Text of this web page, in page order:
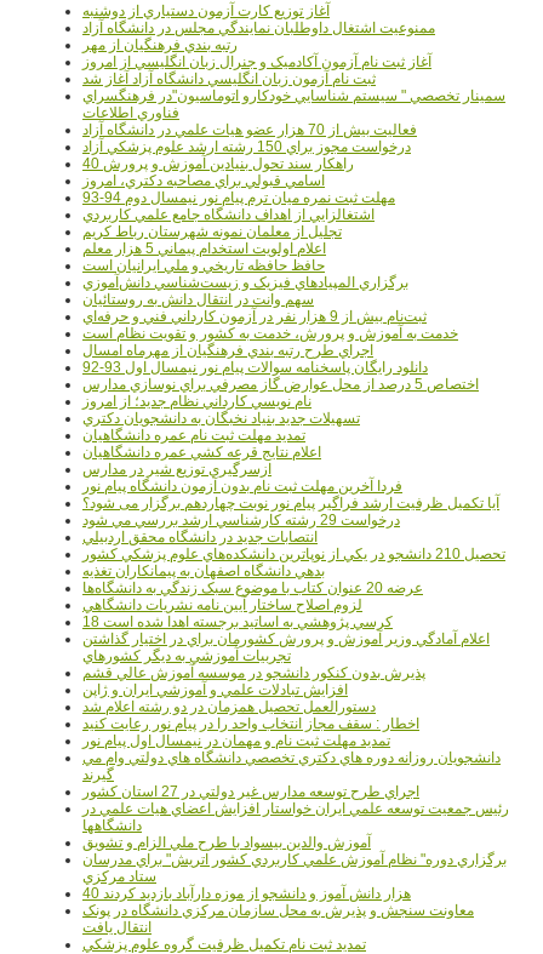
آغاز توزيع کارت آزمون دستياري از دوشنبه
ممنوعيت اشتغال داوطلبان نمايندگي مجلس در دانشگاه آزاد
رتبه بندي فرهنگيان از مهر
آغاز ثبت نام آزمون آکادميک و جنرال زبان انگليسي از امروز
ثبت نام آزمون زبان انگليسي دانشگاه آزاد آغاز شد
سمينار تخصصي " سيستم شناسايي خودکارو اتوماسيون"در فرهنگسراي
فناوري اطلاعات
فعاليت بيش از 70 هزار عضو هيات علمي در دانشگاه آزاد
درخواست مجوز براي 150 رشته ارشد علوم پزشکي آزاد
40 راهکار سند تحول بنيادين آموزش و پرورش
اسامي قبولي براي مصاحبه دکتري، امروز
مهلت ثبت نمره میان ترم پیام نور نیمسال دوم 94-93
اشتغالزايي از اهداف دانشگاه جامع علمي کاربردي
تجليل از معلمان نمونه شهرستان رباط کريم
اعلام اولويت استخدام پيماني 5 هزار معلم
حافظ حافظه تاريخي و ملي ايرانيان است
برگزاري المپيادهاي فيزيک و زيست‌شناسي دانش‌آموزي
سهم وانت در انتقال دانش به روستائيان
ثبت‌نام بيش از 9 هزار نفر در آزمون کارداني فني و حرفه‌اي
خدمت به آموزش و پرورش، خدمت به کشور و تقويت نظام است
اجراي طرح رتبه بندي فرهنگيان از مهرماه امسال
دانلود رایگان پاسخنامه سوالات پیام نور نیمسال اول 93-92
اختصاص 5 درصد از محل عوارض گاز مصرفي براي نوسازي مدارس
نام نويسي کارداني نظام جديد؛ از امروز
تسهيلات جديد بنياد نخبگان به دانشجويان دکتري
تمديد مهلت ثبت نام عمره دانشگاهيان
اعلام نتايج قرعه کشي عمره دانشگاهيان
ازسرگيري توزيع شير در مدارس
فردا آخرین مهلت ثبت نام بدون آزمون دانشگاه پیام نور
آیا تکمیل ظرفیت ارشد فراگیر پیام نور نوبت چهاردهم برگزار می شود؟
درخواست 29 رشته کارشناسي ارشد بررسي مي شود
انتصابات جديد در دانشگاه محقق اردبيلي
تحصيل 210 دانشجو در يکي از نوپاترين دانشکده‌هاي علوم پزشکي کشور
بدهي دانشگاه اصفهان به پيمانکاران تغذيه
عرضه 20 عنوان کتاب با موضوع سبک زندگي به دانشگاه‌ها
لزوم اصلاح ساختار آيين نامه نشريات دانشگاهي
18 کرسي پژوهشي به اساتيد برجسته اهدا شده است
اعلام آمادگي وزير آموزش و پرورش کشورمان براي در اختيار گذاشتن
تجربيات آموزشي به ديگر کشورهاي
پذيرش بدون کنکور دانشجو در موسسه آموزش عالي قشم
افزايش تبادلات علمي و آموزشي ايران و ژاپن
دستورالعمل تحصیل همزمان در دو رشته اعلام شد
اخطار : سقف مجاز انتخاب واحد را در پیام نور رعایت کنید
تمدید مهلت ثبت نام و مهمان در نیمسال اول پیام نور
دانشجويان روزانه دوره هاي دكتري تخصصي دانشگاه هاي دولتي وام مي
گيرند
اجراي طرح توسعه مدارس غير دولتي در 27 استان کشور
رئيس جمعيت توسعه علمي ايران خواستار افزايش اعضاي هيات علمي در
دانشگاهها
آموزش والدين بيسواد با طرح ملي الزام و تشويق
برگزاري دوره" نظام آموزش علمي كاربردي كشور اتريش" براي مدرسان
ستاد مرکزي
40 هزار دانش آموز و دانشجو از موزه دارآباد بازديد کردند
معاونت سنجش و پذيرش به محل سازمان مرکزي دانشگاه در پونک
انتقال يافت
تمديد ثبت نام تکميل ظرفيت گروه علوم پزشکي